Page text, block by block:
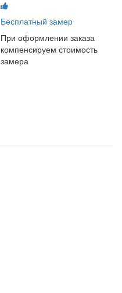
Бесплатный замер
При оформлении заказа
компенсируем стоимость
замера